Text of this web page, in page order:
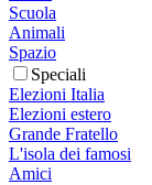
Scuola
Animali
Spazio
Speciali
Elezioni Italia
Elezioni estero
Grande Fratello
L'isola dei famosi
Amici